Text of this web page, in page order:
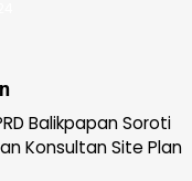
Balikpapan Soroti
Konsultan Site Plan